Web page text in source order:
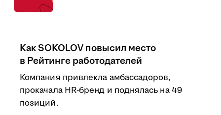
Как SOKOLOV повысил место
в Рейтинге работодателей
Компания привлекла амбассадоров,
прокачала HR-бренд и поднялась на 49
позиций.